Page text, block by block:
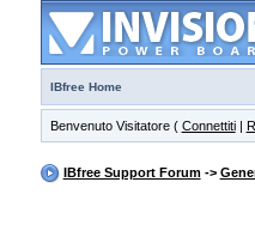
IBfree Home
Benvenuto Visitatore ( Connettiti|
IBfree Support Forum->